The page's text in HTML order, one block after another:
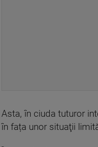
Asta, în ciuda tuturor
în fața unor situaţii